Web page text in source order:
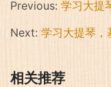
Previous: 学习大提
Next: 学习大提琴，
相关推荐